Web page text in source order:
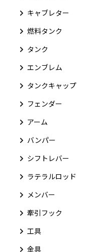
キャブレター
燃料タンク
タンク
エンブレム
タンクキャップ
フェンダー
アーム
バンパー
シフトレバー
ラテラルロッド
メンバー
牽引フック
工具
金具